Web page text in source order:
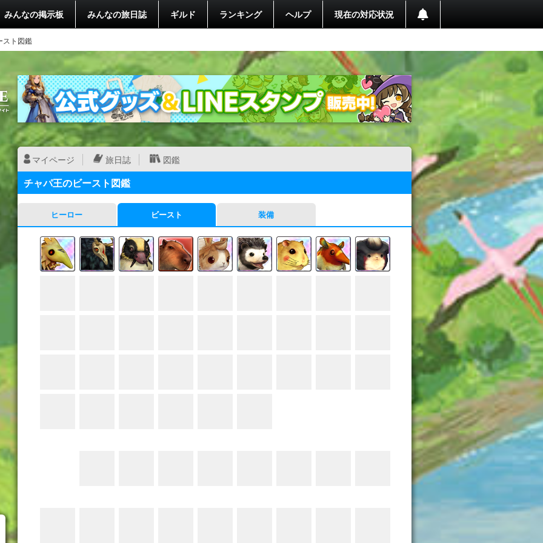
みんなの掲示板 みんなの旅日誌 ギルド ランキング ヘルプ 現在の対応状況
スト図鑑
マイページ 旅日誌 図鑑
チャパ王のビースト図鑑
ヒーロー ビースト 装備